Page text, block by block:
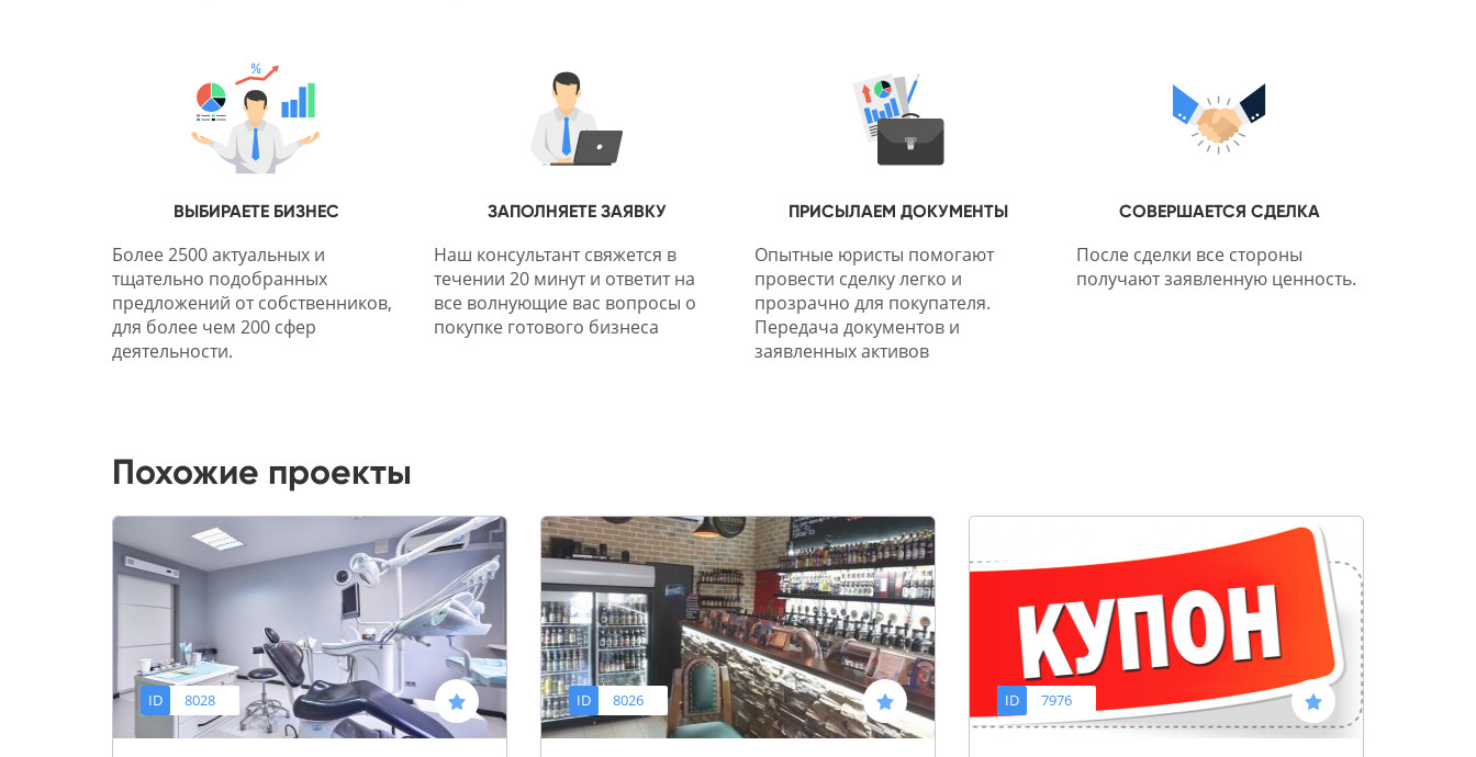
ВЫБИРАЕТЕ БИЗНЕС
Более 2500 актуальных и
тщательно подобранных
предложений от собственников,
для более чем 200 сфер
деятельности.
ЗАПОЛНЯЕТЕ ЗАЯВКУ
Наш консультант свяжется в
течении 20 минут и ответит на
все волнующие вас вопросы о
покупке готового бизнеса
ПРИСЫЛАЕМ ДОКУМЕНТЫ
Опытные юристы помогают
провести сделку легко и
прозрачно для покупателя.
Передача документов и
заявленных активов
СОВЕРШАЕТСЯ СДЕЛКА
После сделки все стороны
получают заявленную ценность.
Похожие проекты
ID 8028 ID 8026 ID 7976